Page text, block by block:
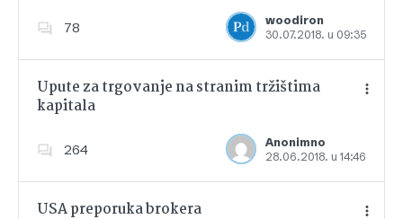
78
woodiron
30.07.2018. u 09:35
Dodajte u favorite
Upute za trgovanje na stranim tržištima
kapitala
264
Anonimno
28.06.2018. u 14:46
Dodajte u favorite
USA preporuka brokera